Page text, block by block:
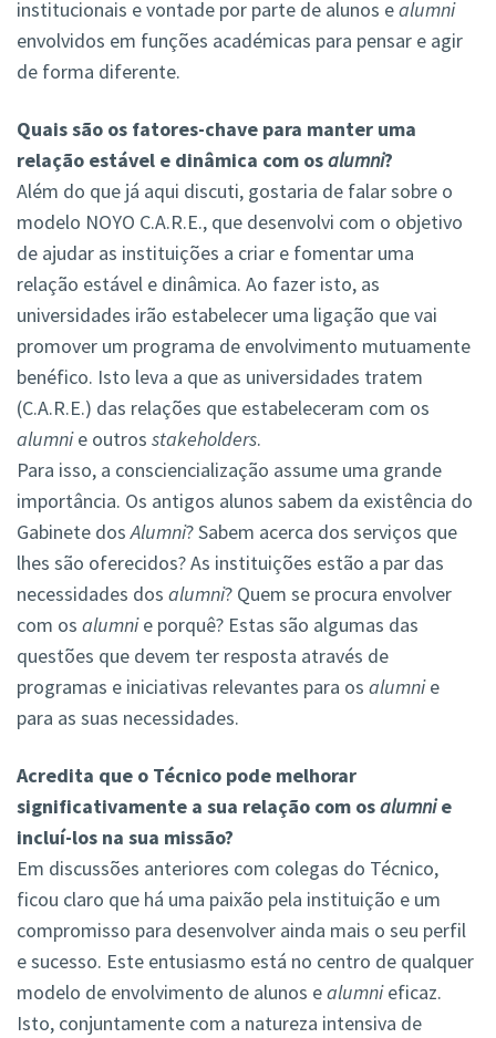
institucionais e vontade por parte de alunos ealumni
envolvidos em funções académicas para pensar e agir
de forma diferente.
Quais são os fatores-chave para manter uma
relação estável e dinâmica com osalumni?
Além do que já aqui discuti, gostaria de falar sobre o
modelo NOYO C.A.R.E., que desenvolvi com o objetivo
de ajudar as instituições a criar e fomentar uma
relação estável e dinâmica. Ao fazer isto, as
universidades irão estabelecer uma ligação que vai
promover um programa de envolvimento mutuamente
benéfico. Isto leva a que as universidades tratem
(C.A.R.E.) das relações que estabeleceram com os
alumnie outros stakeholders.
Para isso, a consciencialização assume uma grande
importância. Os antigos alunos sabem da existência do
Gabinete dosAlumni? Sabem acerca dos serviços que
lhes são oferecidos? As instituições estão a par das
necessidades dos alumni? Quem se procura envolver
com os alumnie porquê? Estas são algumas das
questões que devem ter resposta através de
programas e iniciativas relevantes para os alumnie
para as suas necessidades.
Acredita que o Técnico pode melhorar
significativamente a sua relação com osalumnie
incluí-los na sua missão?
Em discussões anteriores com colegas do Técnico,
ficou claro que há uma paixão pela instituição e um
compromisso para desenvolver ainda mais o seu perfil
e sucesso. Este entusiasmo está no centro de qualquer
modelo de envolvimento de alunos ealumnieficaz.
Isto, conjuntamente com a natureza intensiva de